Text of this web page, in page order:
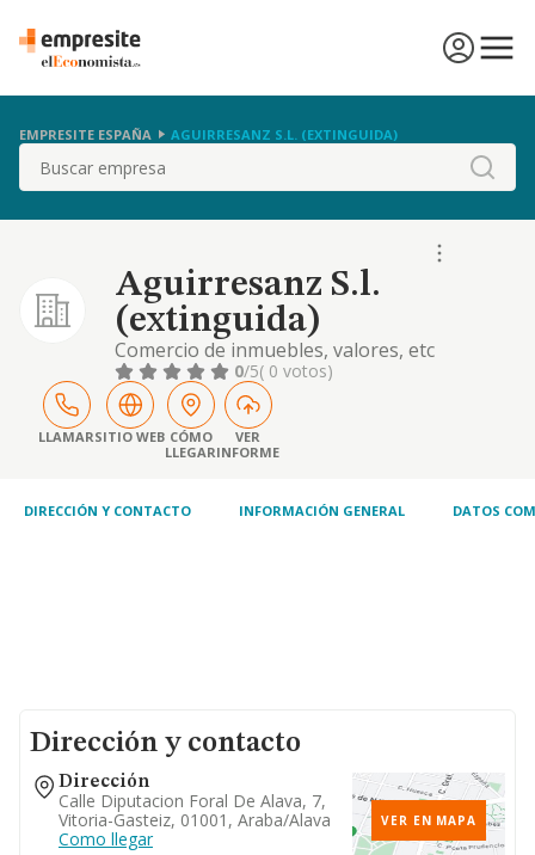
EMPRESITE ESPAÑA AGUIRRESANZ S.L. (EXTINGUIDA)
Buscar
Aguirresanz S.l.
(extinguida)
Comercio de inmuebles, valores, etc
0/5( 0 votos)
LLAMARSITIO WEB CÓMO
LLEGAR
VER
INFORME
DIRECCIÓN Y CONTACTO INFORMACIÓN GENERAL DATOS
Dirección y contacto
Dirección
Calle Diputacion Foral De Alava, 7,
Vitoria-Gasteiz, 01001, Araba/alava
Como llegar
VER EN MAPA